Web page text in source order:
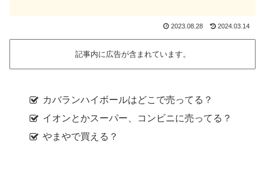
2023.08.28 2024.03.14
記事内に広告が含まれています。
カバランハイボールはどこで売ってる？
イオンとかスーパー、コンビニに売ってる？
やまやで買える？